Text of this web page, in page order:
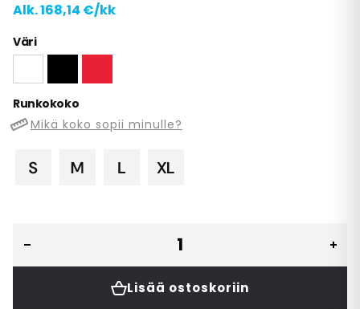
Alk. 168,14 €/kk
Väri
Runkokoko
Mikä koko sopii minulle?
Lisää ostoskoriin